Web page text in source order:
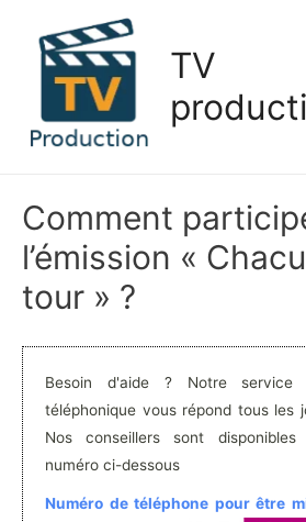
contenu
TV
Comment
l’émission «
tour » ?
Besoin d'aide ? Notre service
téléphonique vous répond tous les
Nos conseillers sont
numéro ci-dessous
Numéro de téléphone pour être